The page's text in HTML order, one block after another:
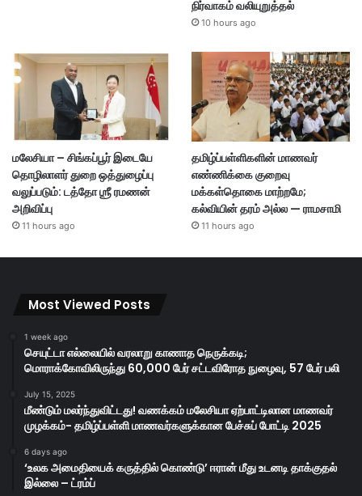
நிர்வாகம் வலியுறுத்தல்
10 hours ago
மலேசியா – சிங்கப்பூர் இடையே
தொழிலாளர் துறை ஒத்துழைப்பு
வலுப்படும்: டத்தோ ஶ்ரீ ரமணன்
அறிவிப்பு
11 hours ago
தமிழ்ப்பள்ளிகளின் மாணவர்
எண்ணிக்கை குறைவு
மக்கள்தொகை மாற்றமே;
கல்வியின் தரம் அல்ல — ராமசாமி
11 hours ago
Most Viewed Posts
1 week ago
செயுட்டா எல்லையில் வரலாறு காணாத நெருக்கடி;
மொராக்கோவிலிருந்து 60,000 பேர் சட்டவிரோத நுழைவு, 57 பேர் பலி
July 15, 2025
மீண்டும் மலர்ந்துவிட்டது! வணக்கம் மலேசியா ஏற்பாட்டிலான மாணவர்
முழக்கம்- தமிழ்ப்பள்ளி மாணவர்களுக்கான பேச்சுப் போட்டி 2025
6 days ago
‘உலக அமைதியைக் கருத்தில் கொண்டு’ ஈரான் மீது உடனடி தாக்குதல்
இல்லை – ட்ரம்ப்